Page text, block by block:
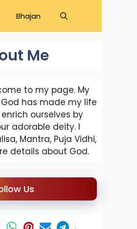
Bhajan
Me
to my page. My
has made my life
ourselves by
adorable deity. I
Mantra, Puja Vidhi,
details about God.
Us